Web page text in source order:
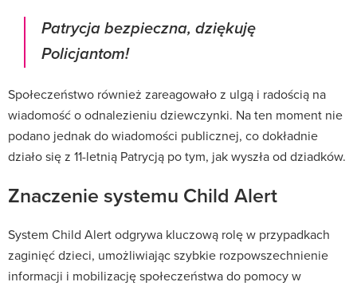
Patrycja bezpieczna, dziękuję
Policjantom!
Społeczeństwo również zareagowało z ulgą i radością na
wiadomość o odnalezieniu dziewczynki. Na ten moment nie
podano jednak do wiadomości publicznej, co dokładnie
działo się z 11-letnią Patrycją po tym, jak wyszła od dziadków.
Znaczenie systemu Child Alert
System Child Alert odgrywa kluczową rolę w przypadkach
zaginięć dzieci, umożliwiając szybkie rozpowszechnienie
informacji i mobilizację społeczeństwa do pomocy w